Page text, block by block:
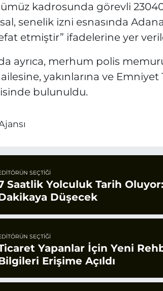
kadrosunda görevli
senelik izni esnasında
etmiştir” ifadelerine yer
ayrıca, merhum polis
yakınlarına ve Emniyet
bulunuldu.
SEÇTIĞI
Saatlik Yolculuk Tarih
Düşecek
SEÇTIĞI
Yapanlar İçin Yeni
Erişime Açıldı